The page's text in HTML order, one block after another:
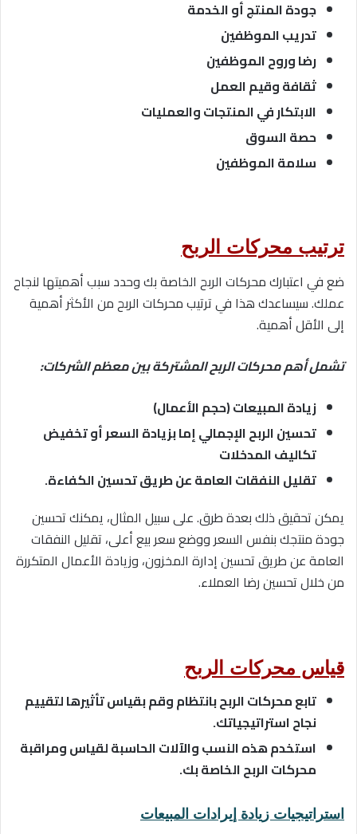
جودة المنتج أو الخدمة
تدريب الموظفين
رضا وروح الموظفين
ثقافة وقيم العمل
الابتكار في المنتجات والعمليات
حصة السوق
سلامة الموظفين
ترتيب محركات الربح
ضع في اعتبارك محركات الربح الخاصة بك وحدد سبب أهميتها لنجاح
عملك. سيساعدك هذا في ترتيب محركات الربح من الأكثر أهمية
إلى الأقل أهمية.
تشمل أهم محركات الربح المشتركة بين معظم الشركات:
زيادة المبيعات (حجم الأعمال)
تحسين الربح الإجمالي إما بزيادة السعر أو تخفيض
تكاليف المدخلات
تقليل النفقات العامة عن طريق تحسين الكفاءة.
يمكن تحقيق ذلك بعدة طرق. على سبيل المثال، يمكنك تحسين
جودة منتجك بنفس السعر ووضع سعر بيع أعلى، تقليل النفقات
العامة عن طريق تحسين إدارة المخزون، وزيادة الأعمال المتكررة
من خلال تحسين رضا العملاء.
قياس محركات الربح
تابع محركات الربح بانتظام وقم بقياس تأثيرها لتقييم
نجاح استراتيجياتك.
استخدم هذه النسب والآلات الحاسبة لقياس ومراقبة
محركات الربح الخاصة بك.
استراتيجيات زيادة إيرادات المبيعات